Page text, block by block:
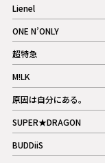
Lienel
記事
ONE N’ONLY
記事
超特急
記事
M!LK
記事
原因は自分にある。
記事
SUPER★DRAGON
記事
BUDDiiS
記事